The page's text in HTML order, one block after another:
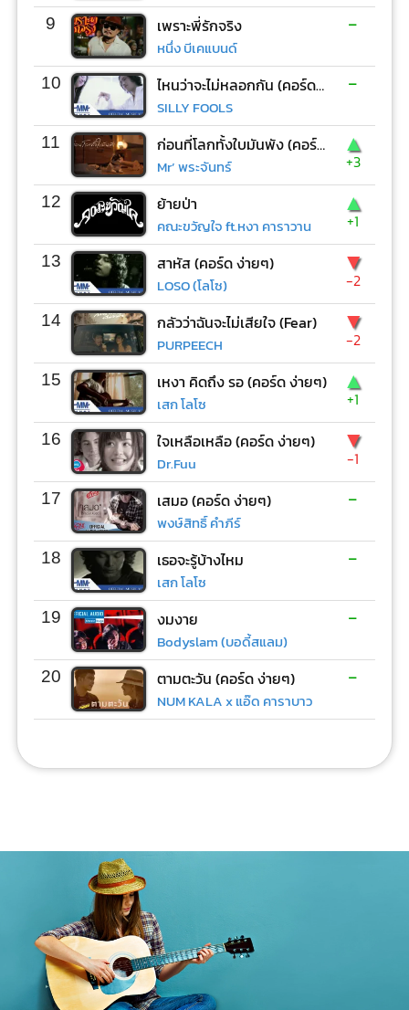
9 เพราะพี่รักจริง
หนึ่ง บีเคแบนด์
-
10 ไหนว่าจะไม่หลอกกัน (คอร์ด ง่ายๆ)
SILLY FOOLS
-
11 ก่อนที่โลกทั้งใบมันพัง (คอร์ด ง่ายๆ)
Mr’ พระจันทร์
▲
+3
12 ย้ายป่า
คณะขวัญใจ ft.หงา คาราวาน
▲
+1
13 สาหัส (คอร์ด ง่ายๆ)
LOSO (โลโซ)
▼
-2
14 กลัวว่าฉันจะไม่เสียใจ (Fear)
PURPEECH
▼
-2
15 เหงา คิดถึง รอ (คอร์ด ง่ายๆ)
เสก โลโซ
▲
+1
16 ใจเหลือเหลือ (คอร์ด ง่ายๆ)
Dr.Fuu
▼
-1
17 เสมอ (คอร์ด ง่ายๆ)
พงษ์สิทธิ์ คำภีร์
-
18 เธอจะรู้บ้างไหม
เสก โลโซ
-
19 งมงาย
Bodyslam (บอดี้สแลม)
-
20 ตามตะวัน (คอร์ด ง่ายๆ)
NUM KALA x แอ๊ด คาราบาว
-